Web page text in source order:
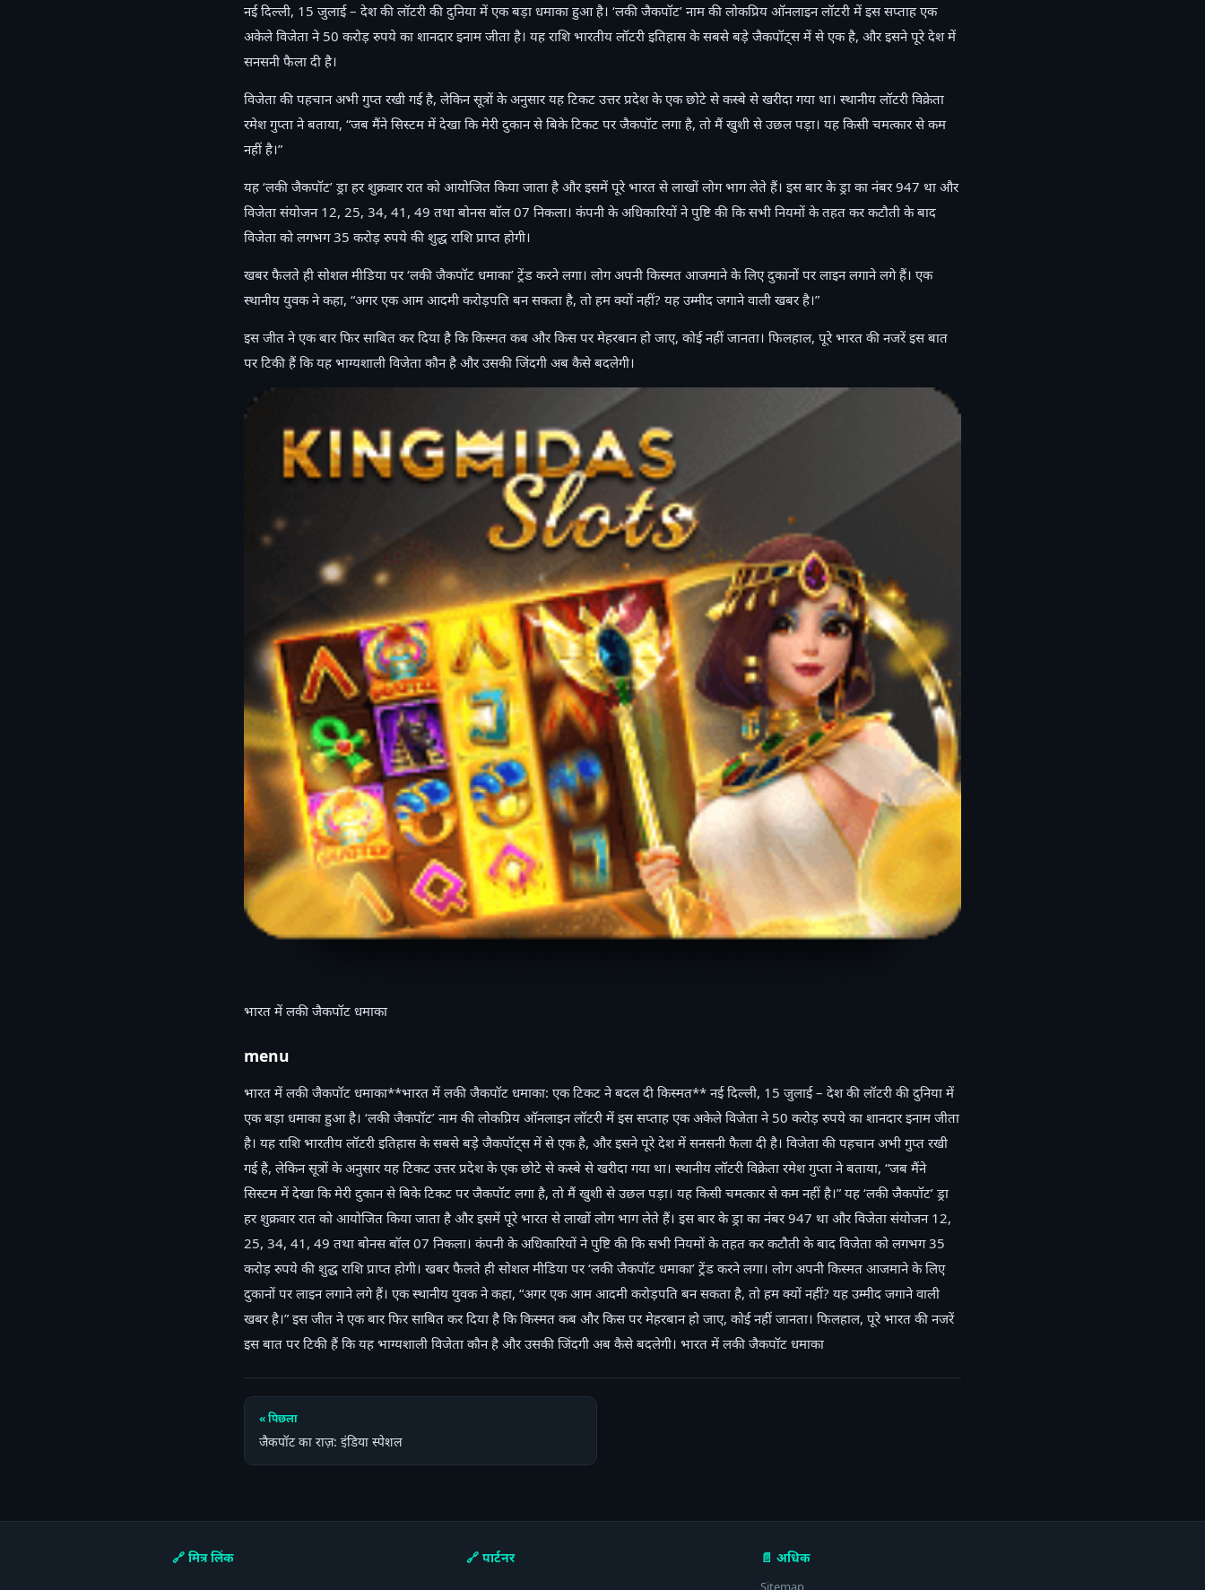
नई दिल्ली, 15 जुलाई – देश की लॉटरी की दुनिया में एक बड़ा धमाका हुआ है। ‘लकी जैकपॉट’ नाम की लोकप्रिय ऑनलाइन लॉटरी में इस सप्ताह एक
अकेले विजेता ने 50 करोड़ रुपये का शानदार इनाम जीता है। यह राशि भारतीय लॉटरी इतिहास के सबसे बड़े जैकपॉट्स में से एक है, और इसने पूरे देश में
सनसनी फैला दी है।
विजेता की पहचान अभी गुप्त रखी गई है, लेकिन सूत्रों के अनुसार यह टिकट उत्तर प्रदेश के एक छोटे से कस्बे से खरीदा गया था। स्थानीय लॉटरी विक्रेता
रमेश गुप्ता ने बताया, “जब मैंने सिस्टम में देखा कि मेरी दुकान से बिके टिकट पर जैकपॉट लगा है, तो मैं खुशी से उछल पड़ा। यह किसी चमत्कार से कम
नहीं है।”
यह ‘लकी जैकपॉट’ ड्रा हर शुक्रवार रात को आयोजित किया जाता है और इसमें पूरे भारत से लाखों लोग भाग लेते हैं। इस बार के ड्रा का नंबर 947 था और
विजेता संयोजन 12, 25, 34, 41, 49 तथा बोनस बॉल 07 निकला। कंपनी के अधिकारियों ने पुष्टि की कि सभी नियमों के तहत कर कटौती के बाद
विजेता को लगभग 35 करोड़ रुपये की शुद्ध राशि प्राप्त होगी।
खबर फैलते ही सोशल मीडिया पर ‘लकी जैकपॉट धमाका’ ट्रेंड करने लगा। लोग अपनी किस्मत आजमाने के लिए दुकानों पर लाइन लगाने लगे हैं। एक
स्थानीय युवक ने कहा, “अगर एक आम आदमी करोड़पति बन सकता है, तो हम क्यों नहीं? यह उम्मीद जगाने वाली खबर है।”
इस जीत ने एक बार फिर साबित कर दिया है कि किस्मत कब और किस पर मेहरबान हो जाए, कोई नहीं जानता। फिलहाल, पूरे भारत की नजरें इस बात
पर टिकी हैं कि यह भाग्यशाली विजेता कौन है और उसकी जिंदगी अब कैसे बदलेगी।
भारत में लकी जैकपॉट धमाका
menu
भारत में लकी जैकपॉट धमाका**भारत में लकी जैकपॉट धमाका: एक टिकट ने बदल दी किस्मत** नई दिल्ली, 15 जुलाई – देश की लॉटरी की दुनिया में
एक बड़ा धमाका हुआ है। ‘लकी जैकपॉट’ नाम की लोकप्रिय ऑनलाइन लॉटरी में इस सप्ताह एक अकेले विजेता ने 50 करोड़ रुपये का शानदार इनाम जीता
है। यह राशि भारतीय लॉटरी इतिहास के सबसे बड़े जैकपॉट्स में से एक है, और इसने पूरे देश में सनसनी फैला दी है। विजेता की पहचान अभी गुप्त रखी
गई है, लेकिन सूत्रों के अनुसार यह टिकट उत्तर प्रदेश के एक छोटे से कस्बे से खरीदा गया था। स्थानीय लॉटरी विक्रेता रमेश गुप्ता ने बताया, “जब मैंने
सिस्टम में देखा कि मेरी दुकान से बिके टिकट पर जैकपॉट लगा है, तो मैं खुशी से उछल पड़ा। यह किसी चमत्कार से कम नहीं है।” यह ‘लकी जैकपॉट’ ड्रा
हर शुक्रवार रात को आयोजित किया जाता है और इसमें पूरे भारत से लाखों लोग भाग लेते हैं। इस बार के ड्रा का नंबर 947 था और विजेता संयोजन 12,
25, 34, 41, 49 तथा बोनस बॉल 07 निकला। कंपनी के अधिकारियों ने पुष्टि की कि सभी नियमों के तहत कर कटौती के बाद विजेता को लगभग 35
करोड़ रुपये की शुद्ध राशि प्राप्त होगी। खबर फैलते ही सोशल मीडिया पर ‘लकी जैकपॉट धमाका’ ट्रेंड करने लगा। लोग अपनी किस्मत आजमाने के लिए
दुकानों पर लाइन लगाने लगे हैं। एक स्थानीय युवक ने कहा, “अगर एक आम आदमी करोड़पति बन सकता है, तो हम क्यों नहीं? यह उम्मीद जगाने वाली
खबर है।” इस जीत ने एक बार फिर साबित कर दिया है कि किस्मत कब और किस पर मेहरबान हो जाए, कोई नहीं जानता। फिलहाल, पूरे भारत की नजरें
इस बात पर टिकी हैं कि यह भाग्यशाली विजेता कौन है और उसकी जिंदगी अब कैसे बदलेगी। भारत में लकी जैकपॉट धमाका
« पिछला
जैकपॉट का राज़: इंडिया स्पेशल
🔗 मित्र लिंक 🔗 पार्टनर 📄 अधिक
Sitemap